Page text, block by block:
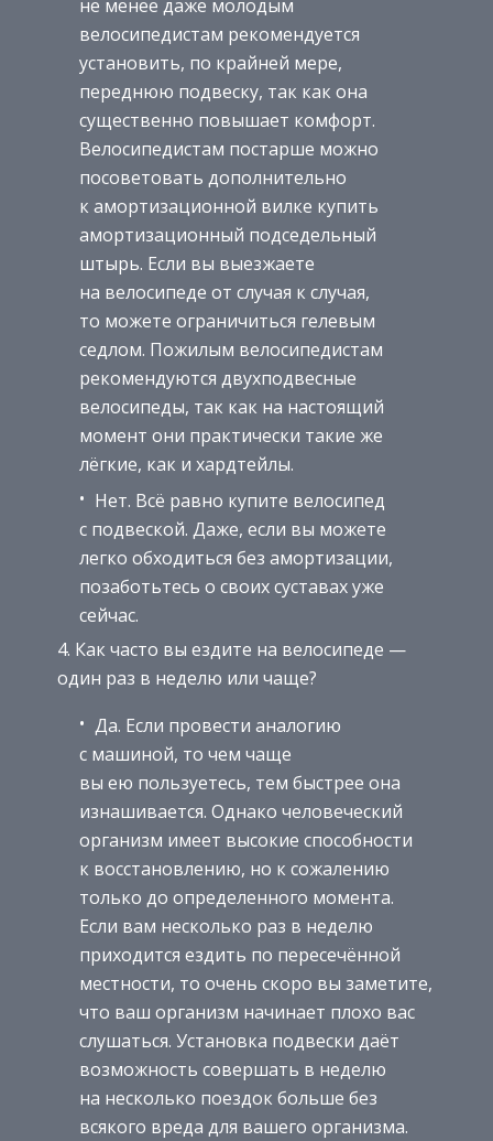
не менее даже молодым
велосипедистам рекомендуется
установить, по крайней мере,
переднюю подвеску, так как она
существенно повышает комфорт.
Велосипедистам постарше можно
посоветовать дополнительно
к амортизационной вилке купить
амортизационный подседельный
штырь. Если вы выезжаете
на велосипеде от случая к случая,
то можете ограничиться гелевым
седлом. Пожилым велосипедистам
рекомендуются двухподвесные
велосипеды, так как на настоящий
момент они практически такие же
лёгкие, как и хардтейлы.
Нет. Всё равно купите велосипед
с подвеской. Даже, если вы можете
легко обходиться без амортизации,
позаботьтесь о своих суставах уже
сейчас.
Как часто вы ездите на велосипеде —
один раз в неделю или чаще?
Да. Если провести аналогию
с машиной, то чем чаще
вы ею пользуетесь, тем быстрее она
изнашивается. Однако человеческий
организм имеет высокие способности
к восстановлению, но к сожалению
только до определенного момента.
Если вам несколько раз в неделю
приходится ездить по пересечённой
местности, то очень скоро вы заметите,
что ваш организм начинает плохо вас
слушаться. Установка подвески даёт
возможность совершать в неделю
на несколько поездок больше без
всякого вреда для вашего организма.